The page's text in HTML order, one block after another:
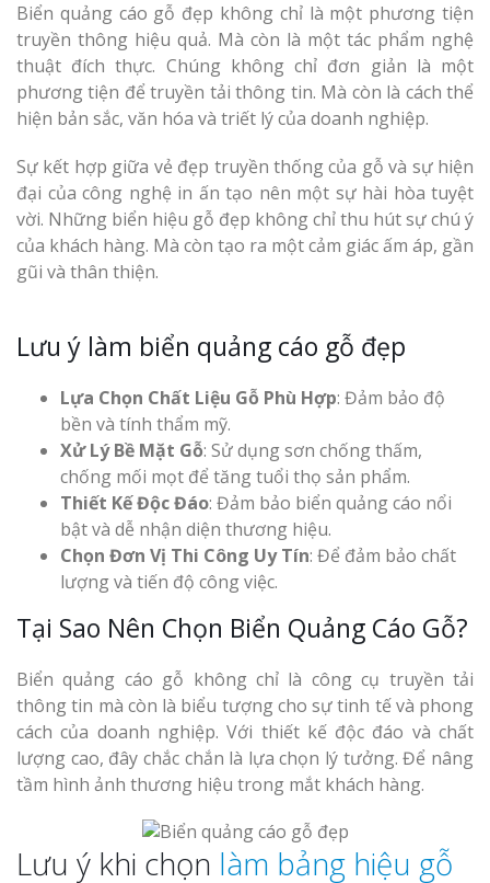
Biển quảng cáo gỗ đẹp không chỉ là một phương tiện
truyền thông hiệu quả. Mà còn là một tác phẩm nghệ
thuật đích thực. Chúng không chỉ đơn giản là một
phương tiện để truyền tải thông tin. Mà còn là cách thể
hiện bản sắc, văn hóa và triết lý của doanh nghiệp.
Sự kết hợp giữa vẻ đẹp truyền thống của gỗ và sự hiện
đại của công nghệ in ấn tạo nên một sự hài hòa tuyệt
vời. Những biển hiệu gỗ đẹp không chỉ thu hút sự chú ý
của khách hàng. Mà còn tạo ra một cảm giác ấm áp, gần
gũi và thân thiện.
Lưu ý làm biển quảng cáo gỗ đẹp
Lựa Chọn Chất Liệu Gỗ Phù Hợp: Đảm bảo độ
bền và tính thẩm mỹ.
Xử Lý Bề Mặt Gỗ: Sử dụng sơn chống thấm,
chống mối mọt để tăng tuổi thọ sản phẩm.
Thiết Kế Độc Đáo: Đảm bảo biển quảng cáo nổi
bật và dễ nhận diện thương hiệu.
Chọn Đơn Vị Thi Công Uy Tín: Để đảm bảo chất
lượng và tiến độ công việc.
Tại Sao Nên Chọn Biển Quảng Cáo Gỗ?
Biển quảng cáo gỗ không chỉ là công cụ truyền tải
thông tin mà còn là biểu tượng cho sự tinh tế và phong
cách của doanh nghiệp. Với thiết kế độc đáo và chất
lượng cao, đây chắc chắn là lựa chọn lý tưởng. Để nâng
tầm hình ảnh thương hiệu trong mắt khách hàng.
Lưu ý khi chọn làm bảng hiệu gỗ
Làm Biển
Mica Tại Vinh Lấy
tại Vinh Nghệ An
Làm Biển
Nam Đàn Uy Tín Giá
Mỹ Phẩm Vinh Thu
Hàng
Top 10 Mẫu
Hiệu Shop
Nghệ An Đẹp
Làm Bảng
Thuốc Nghệ An
Làm Hộp
Mỏng Nghệ
Hút